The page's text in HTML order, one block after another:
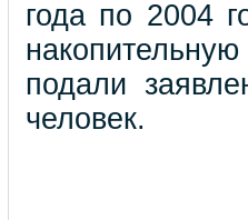
года по 2004
подали
человек.